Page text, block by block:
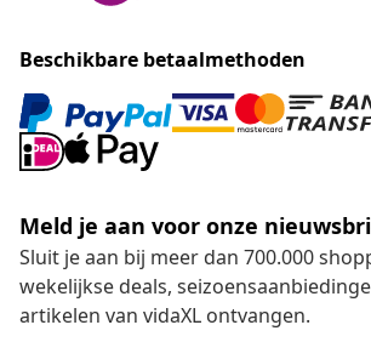
Beschikbare betaalmethoden
Meld je aan voor onze
Sluit je aan bij meer dan 700.000
wekelijkse deals,
artikelen van vidaXL ontvangen.